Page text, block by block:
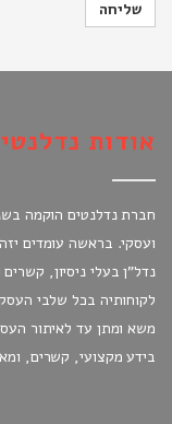
אודות
ועסקי. בראשה עומדים
נדל"ן בעלי ניסיון,
לקוחותיה בכל שלבי
משא ומתן עד לאיתור
בידע מקצועי, קשרים,